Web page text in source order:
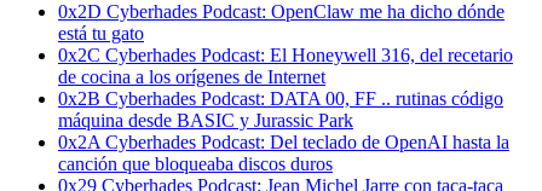
0x2D Cyberhades Podcast: OpenClaw me ha dicho dónde
está tu gato
0x2C Cyberhades Podcast: El Honeywell 316, del recetario
de cocina a los orígenes de Internet
0x2B Cyberhades Podcast: DATA 00, FF .. rutinas código
máquina desde BASIC y Jurassic Park
0x2A Cyberhades Podcast: Del teclado de OpenAI hasta la
canción que bloqueaba discos duros
0x29 Cyberhades Podcast: Jean Michel Jarre con taca-taca